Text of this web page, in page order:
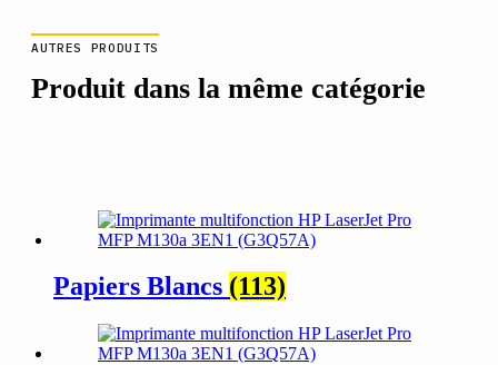
AUTRES PRODUITS
Produit dans la même catégorie
Papiers Blancs (113)